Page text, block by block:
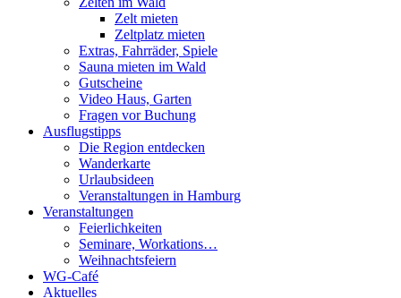
Zelt mieten
Zeltplatz mieten
Extras, Fahrräder, Spiele
Sauna mieten im Wald
Gutscheine
Video Haus, Garten
Fragen vor Buchung
Ausflugstipps
Die Region entdecken
Wanderkarte
Urlaubsideen
Veranstaltungen in Hamburg
Veranstaltungen
Feierlichkeiten
Seminare, Workations…
Weihnachtsfeiern
WG-Café
Aktuelles